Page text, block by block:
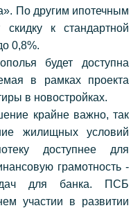
По другим ипотечным
скидку к стандартной
0,8%.
будет доступна
в рамках проекта
в новостройках.
крайне важно, так
жилищных условий
доступнее для
грамотность -
для банка. ПСБ
участии в развитии